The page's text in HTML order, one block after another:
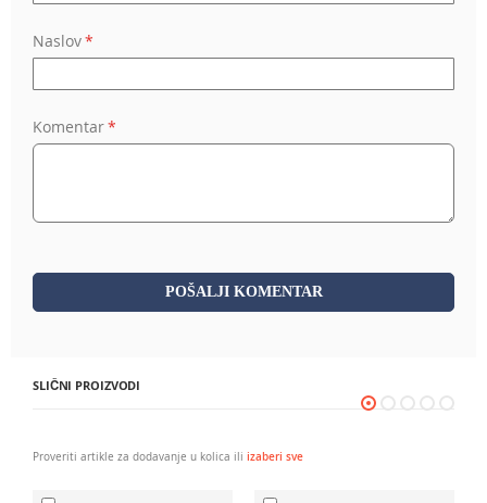
Naslov
Komentar
POŠALJI KOMENTAR
SLIČNI PROIZVODI
Proveriti artikle za dodavanje u kolica ili izaberi sve